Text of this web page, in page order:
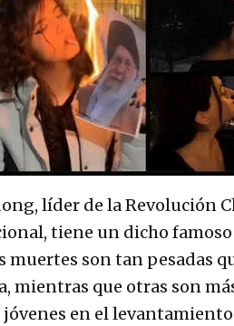
líder de la Revolución
tiene un dicho
muertes son tan pesadas
mientras que otras son
en el